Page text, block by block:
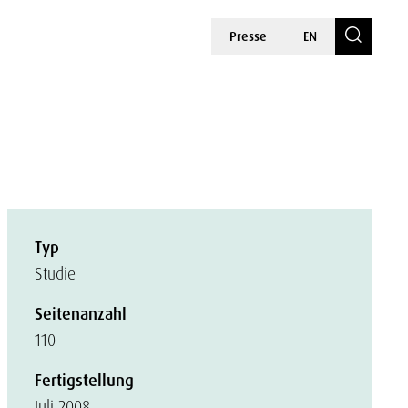
Presse EN
Typ
Studie
Seitenanzahl
110
Fertigstellung